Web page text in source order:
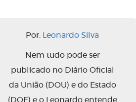
Por: Leonardo Silva
Nem tudo pode ser
publicado no Diário Oficial
da União (DOU) e do Estado
(DOE) e o Leonardo entende